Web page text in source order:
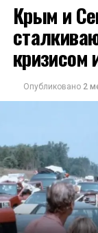
Крым и
кризисом
Опубликовано 2